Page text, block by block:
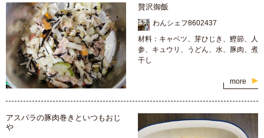
贅沢御飯
わんシェフ8602437
材料：キャベツ、芽ひじき、鰹節、人
参、キュウリ、うどん、水、豚肉、煮
干し
more
アスパラの豚肉巻きといつもおじ
や